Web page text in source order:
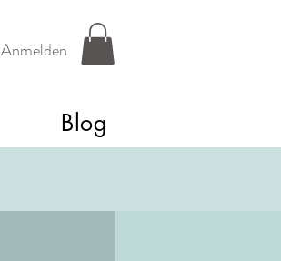
Anmelden
Blog